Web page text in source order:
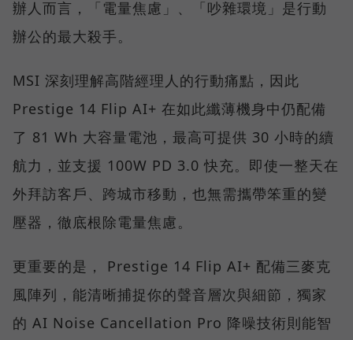
辦人而言，「電量焦慮」、「吵雜環境」是行動
辦公的最大殺手。
MSI 深刻理解高階經理人的行動痛點，因此
Prestige 14 Flip AI+ 在如此纖薄機身中仍配備
了 81 Wh 大容量電池，最高可提供 30 小時的續
航力，並支援 100W PD 3.0 快充。即使一整天在
外拜訪客戶、跨城市移動，也無需攜帶笨重的變
壓器，徹底根除電量焦慮。
更重要的是， Prestige 14 Flip AI+ 配備三麥克
風陣列，能清晰捕捉你的聲音層次與細節，獨家
的 AI Noise Cancellation Pro 降噪技術則能智